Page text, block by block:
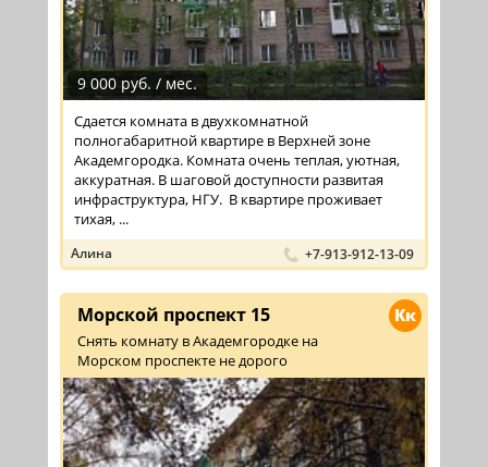
9 000 руб. / мес.
Сдается комната в двухкомнатной
полногабаритной квартире в Верхней зоне
Академгородка. Комната очень теплая, уютная,
аккуратная. В шаговой доступности развитая
инфраструктура, НГУ. В квартире проживает
тихая, ...
Алина +7-913-912-13-09
Кк
Морской проспект 15
Снять комнату в Академгородке на
Морском проспекте не дорого